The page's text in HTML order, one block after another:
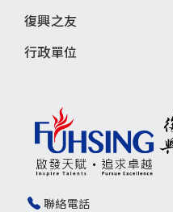
聯絡電話
復興之友
行政單位